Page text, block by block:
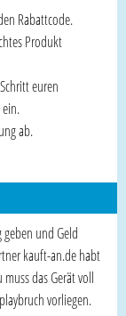
Rabattcode.
Produkt
euren
ab.
und Geld
kauft-an.de habt
das Gerät voll
vorliegen.